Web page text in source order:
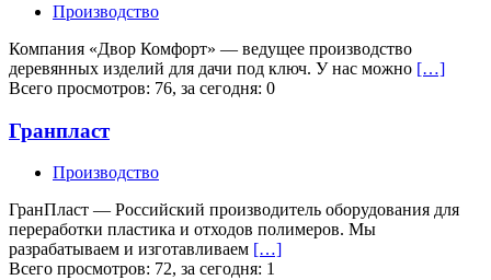
Производство
Компания «Двор Комфорт» — ведущее производство
деревянных изделий для дачи под ключ. У нас можно […]
Всего просмотров: 76, за сегодня: 0
Гранпласт
Производство
ГранПласт — Российский производитель оборудования для
переработки пластика и отходов полимеров. Мы
разрабатываем и изготавливаем […]
Всего просмотров: 72, за сегодня: 1